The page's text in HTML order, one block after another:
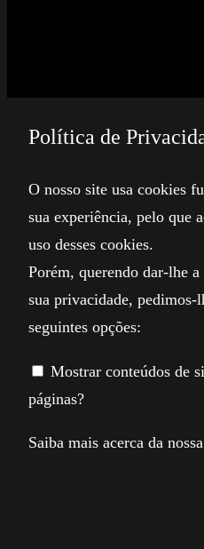
Política de
O nosso site usa cookies
sua experiência, pelo que
uso desses cookies.
Porém, querendo dar-lhe
sua privacidade, pedimos-
seguintes opções:
Mostrar conteúdos de
páginas?
Saiba mais acerca da nossa